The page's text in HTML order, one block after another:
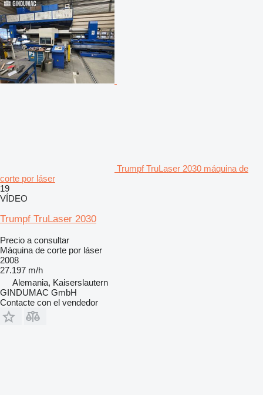
Trumpf TruLaser 2030 máquina de
corte por láser
19
VÍDEO
Trumpf TruLaser 2030
Precio a consultar
Máquina de corte por láser
2008
27.197 m/h
Alemania, Kaiserslautern
GINDUMAC GmbH
Contacte con el vendedor